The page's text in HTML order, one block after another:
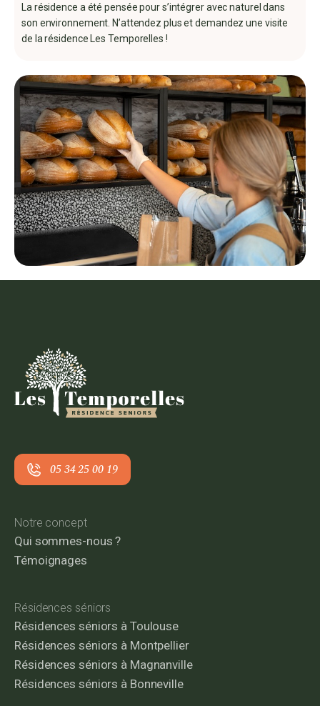
La résidence a été pensée pour s’intégrer avec naturel dans
son environnement. N’attendez plus et demandez une visite
de la résidence Les Temporelles !
05 34 25 00 19
Notre concept
Qui sommes-nous ?
Témoignages
Résidences séniors
Résidences séniors à Toulouse
Résidences séniors à Montpellier
Résidences séniors à Magnanville
Résidences séniors à Bonneville